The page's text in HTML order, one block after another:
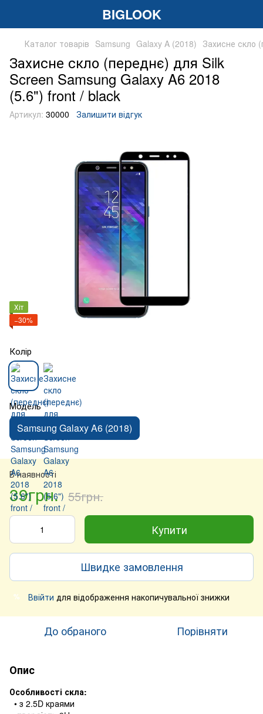
BIGLOOK
Каталог товарів Samsung Galaxy A (2018) Захисне скло
Захисне скло (переднє) для Silk
Screen Samsung Galaxy A6 2018
(5.6") front / black
Артикул: 30000 Залишити відгук
Хіт
−30%
Колір
Модель
Samsung Galaxy A6 (2018)
В наявності
39грн. 55грн.
Купити
Швидке замовлення
% Ввійти для відображення накопичувальної знижки
До обраного Порівняти
Опис
Особливості скла:
• з 2.5D краями